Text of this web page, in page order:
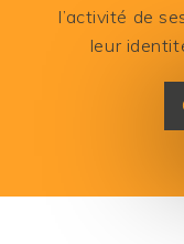
l’activité de
leur